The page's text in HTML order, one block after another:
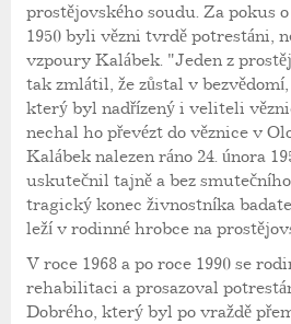
prostějovského soudu. Za pokus
1950 byli vězni tvrdě potrestáni,
vzpoury Kalábek. "Jeden z
tak zmlátil, že zůstal v
který byl nadřízený i veliteli
nechal ho převézt do věznice v
Kalábek nalezen ráno 24. února
uskutečnil tajně a bez
tragický konec živnostníka
leží v rodinné hrobce na
V roce 1968 a po roce 1990 se
rehabilitaci a prosazoval
Dobrého, který byl po vraždě